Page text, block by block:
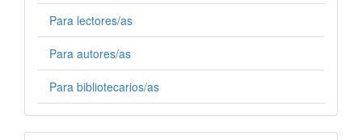
Para lectores/as
Para autores/as
Para bibliotecarios/as